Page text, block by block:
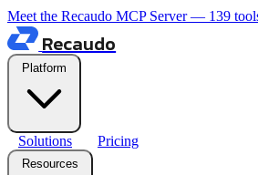
Meet the Recaudo MCP Server — 139
Recaudo
Platform
Solutions Pricing
Resources